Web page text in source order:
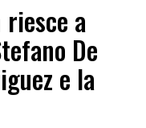
a
De
e la